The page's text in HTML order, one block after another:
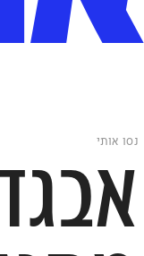
נסו אותי